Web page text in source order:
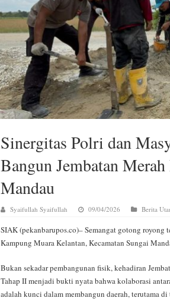
Sinergitas Polri dan
Bangun Jembatan
Mandau
Syaifullah Syaifullah 09/04/2026 Berita
SIAK (pekanbarupos.co)– Semangat gotong royong
Kampung Muara Kelantan, Kecamatan Sungai
Bukan sekadar pembangunan fisik, kehadiran
Tahap II menjadi bukti nyata bahwa kolaborasi
adalah kunci dalam membangun daerah, terutama